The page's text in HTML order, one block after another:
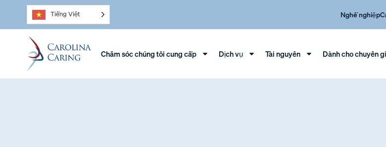
Tiếng Việt Nghề nghiệp
Chăm sóc chúng tôi cung cấp Dịch vụ Tài nguyên Dành cho chuyên